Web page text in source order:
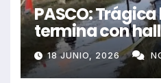
PASCO:
termina con
sin vida en
18 JUNIO, 2026